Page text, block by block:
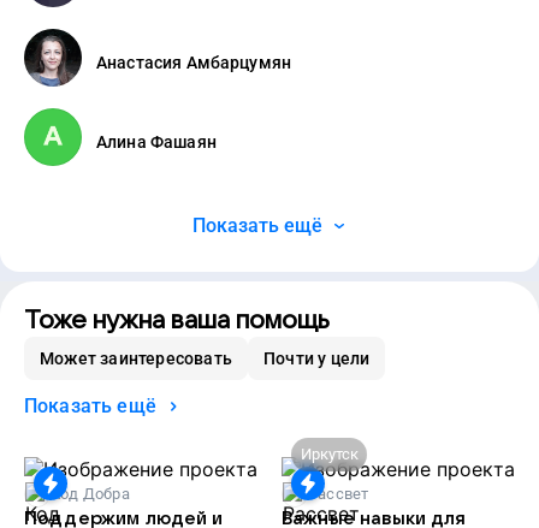
Анастасия Амбарцумян
Алина Фашаян
Показать ещё
Тоже нужна ваша помощь
Может заинтересовать Почти у цели
Показать ещё
Код Добра
Поддержим людей и
Иркутск
Рассвет
Важные навыки для